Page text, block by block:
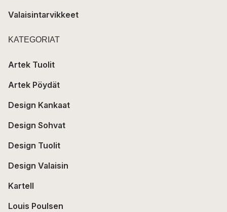
Valaisintarvikkeet
KATEGORIAT
Artek Tuolit
Artek Pöydät
Design Kankaat
Design Sohvat
Design Tuolit
Design Valaisin
Kartell
Louis Poulsen